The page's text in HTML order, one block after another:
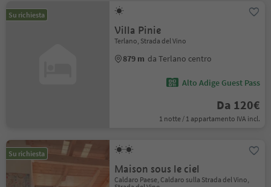
Su richiesta
Villa Pinie
Terlano, Strada del Vino
879 m da Terlano centro
Alto Adige Guest Pass
Da 120€
1 notte / 1 appartamento IVA incl.
Su richiesta
Maison sous le ciel
Caldaro Paese, Caldaro sulla Strada del Vino,